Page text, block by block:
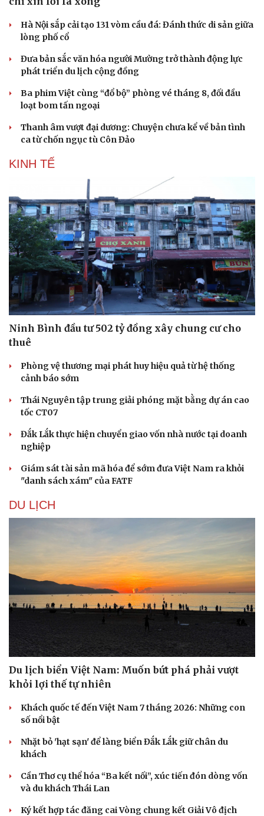
Sức khỏe
Dinh dưỡng - món ngon
Cây thuốc
Sản phụ khoa
Nam khoa
Làm đẹp - giảm cân
Ăn sạch sống khỏe
Đời sống
Blog
Tình yêu - Gia đình
Hà Nội sắp cải tạo 131 vòm cầu đá: Đánh thức di sản giữa
lòng phố cổ
Đưa bản sắc văn hóa người Mường trở thành động lực
phát triển du lịch cộng đồng
Ba phim Việt cùng “đổ bộ” phòng vé tháng 8, đối đầu
loạt bom tấn ngoại
Thanh âm vượt đại dương: Chuyện chưa kể về bản tình
ca từ chốn ngục tù Côn Đảo
KINH TẾ
Ninh Bình đầu tư 502 tỷ đồng xây chung cư cho
thuê
Phòng vệ thương mại phát huy hiệu quả từ hệ thống
cảnh báo sớm
Thái Nguyên tập trung giải phóng mặt bằng dự án cao
tốc CT07
Đắk Lắk thực hiện chuyển giao vốn nhà nước tại doanh
nghiệp
Giám sát tài sản mã hóa để sớm đưa Việt Nam ra khỏi
"danh sách xám" của FATF
DU LỊCH
Du lịch biển Việt Nam: Muốn bứt phá phải vượt
khỏi lợi thế tự nhiên
Khách quốc tế đến Việt Nam 7 tháng 2026: Những con
số nổi bật
Nhặt bỏ 'hạt sạn' để làng biển Đắk Lắk giữ chân du
khách
Cần Thơ cụ thể hóa “Ba kết nối”, xúc tiến đón dòng vốn
và du khách Thái Lan
Ký kết hợp tác đăng cai Vòng chung kết Giải Vô địch